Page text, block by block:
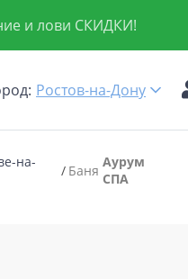
и лови СКИДКИ!
Ростов-на-Дону
на-
Баня Аурум
СПА